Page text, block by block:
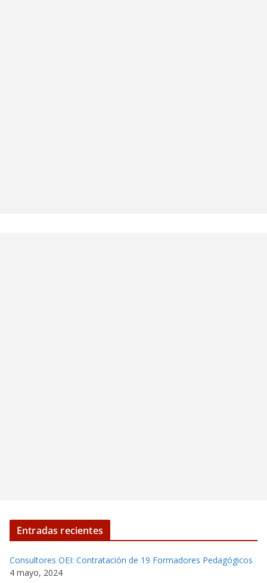
Entradas recientes
Consultores OEI: Contratación de 19 Formadores Pedagógicos
4 mayo, 2024